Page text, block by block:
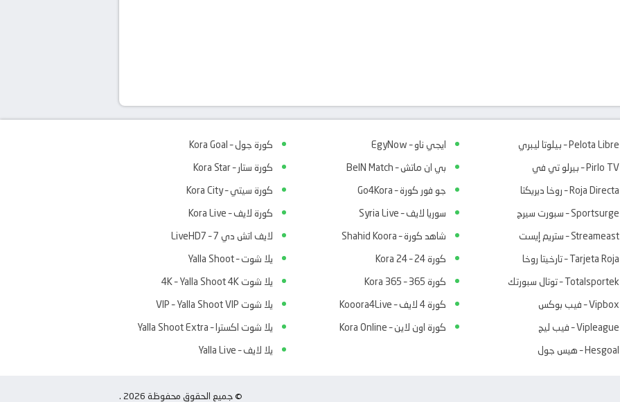
Pelota Libre – بيلوتا ليبري
Pirlo TV – بيرلو تي في
Roja Directa – روخا ديريكتا
Sportsurge – سبورت سيرج
Streameast – ستريم إيست
Tarjeta Roja – تارخيتا روخا
Totalsportek – توتال سبورتك
Vipbox – فيب بوكس
Vipleague – فيب ليج
Hesgoal – هيس جول
ايجي ناو – EgyNow
بي ان ماتش – BeIN Match
جو فور كورة – Go4Kora
سوريا لايف – Syria Live
شاهد كورة – Shahid Koora
كورة 24 – Kora 24
كورة 365 – Kora 365
كورة 4 لايف – Kooora4Live
كورة اون لاين – Kora Online
كورة جول – Kora Goal
كورة ستار – Kora Star
كورة سيتي – Kora City
كورة لايف – Kora Live
لايف اتش دي 7 – LiveHD7
يلا شوت – Yalla Shoot
يلا شوت 4K – Yalla Shoot 4K
يلا شوت VIP – Yalla Shoot VIP
يلا شوت اكسترا – Yalla Shoot Extra
يلا لايف – Yalla Live
© جميع الحقوق محفوظة 2026 .